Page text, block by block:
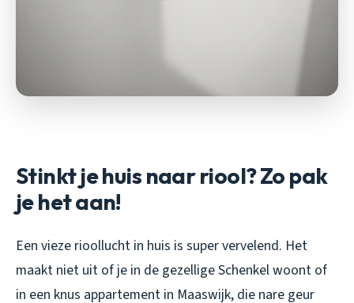
Stinkt je huis naar riool? Zo pak
je het aan!
Een vieze rioollucht in huis is super vervelend. Het
maakt niet uit of je in de gezellige Schenkel woont of
in een knus appartement in Maaswijk, die nare geur